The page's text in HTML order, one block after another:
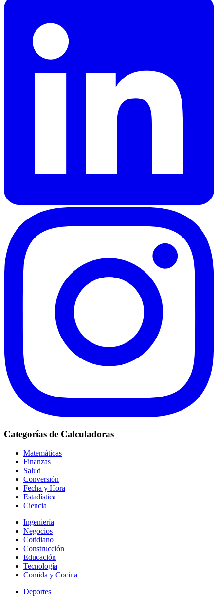
Categorías de Calculadoras
Matemáticas
Finanzas
Salud
Conversión
Fecha y Hora
Estadística
Ciencia
Ingeniería
Negocios
Cotidiano
Construcción
Educación
Tecnología
Comida y Cocina
Deportes